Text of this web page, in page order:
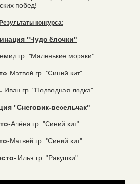
побед!
Результаты конкурса:
"Чудо ёлочки"
гр. "Маленькие моряки"
-Матвей гр. "Синий кит"
Иван гр. "Подводная лодка"
"Снеговик-весельчак"
-Алёна гр. "Синий кит"
-Матвей гр. "Синий кит"
- Илья гр. "Ракушки"